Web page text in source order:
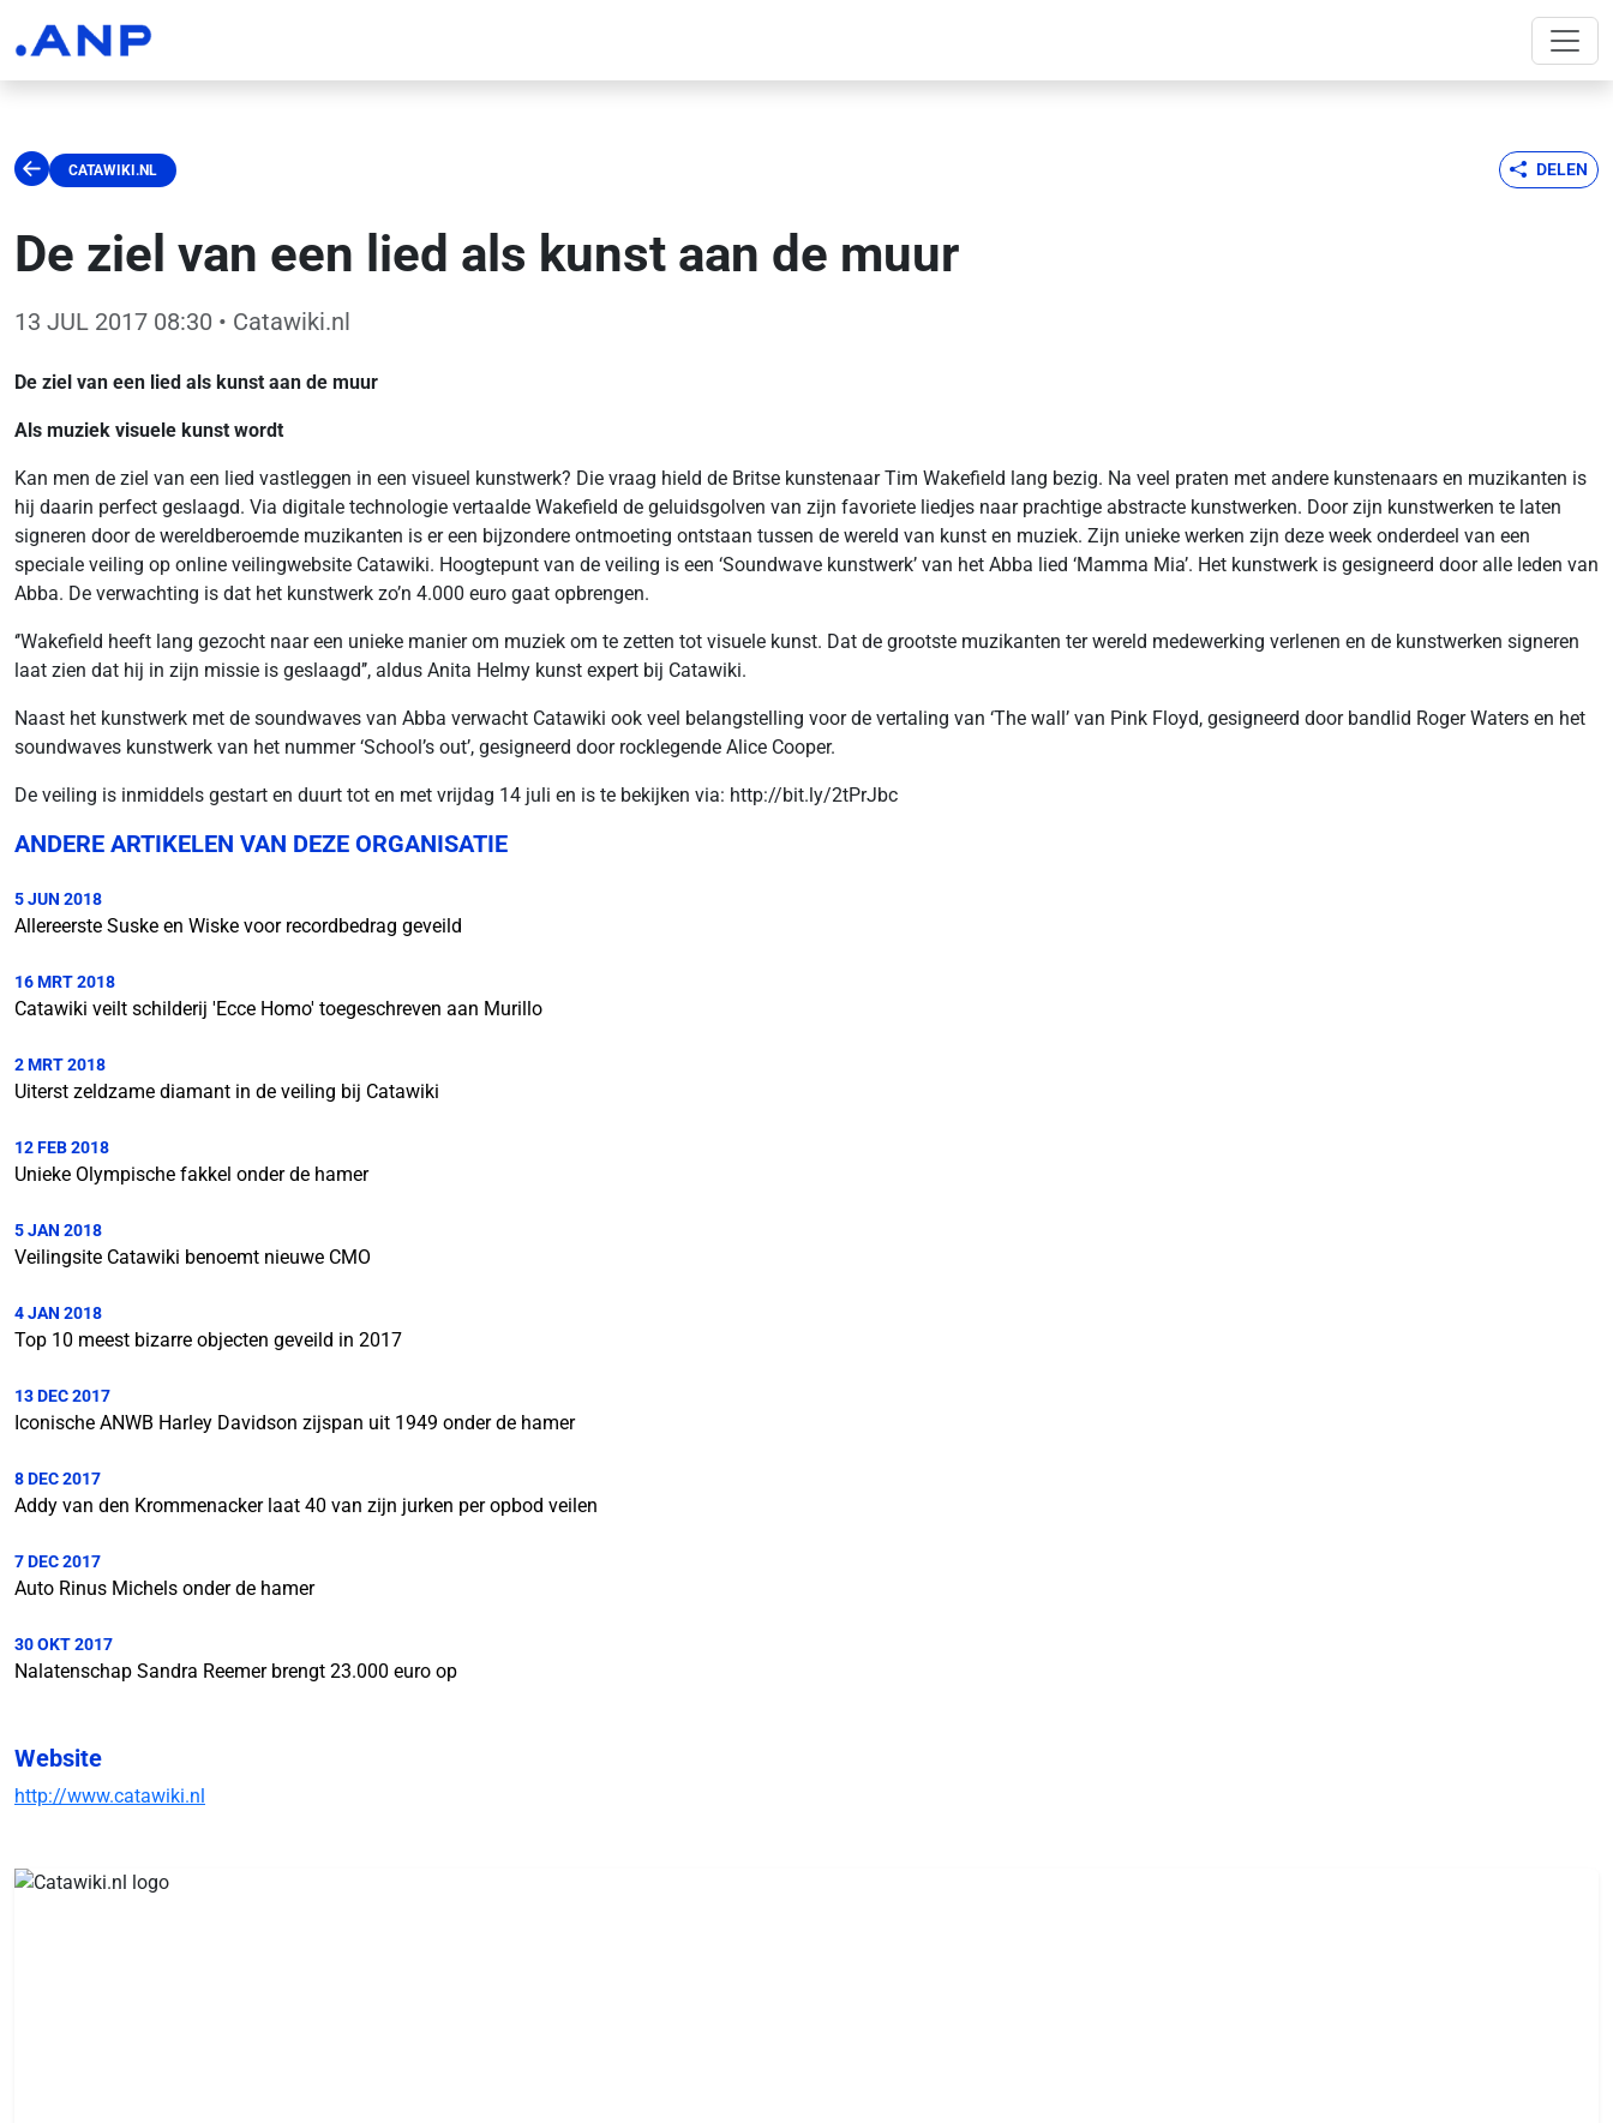
CATAWIKI.NL DELEN
De ziel van een lied als kunst aan de muur
13 JUL 2017 08:30 • Catawiki.nl
De ziel van een lied als kunst aan de muur
Als muziek visuele kunst wordt
Kan men de ziel van een lied vastleggen in een visueel kunstwerk? Die vraag hield de Britse kunstenaar Tim Wakefield lang bezig. Na veel praten met andere kunstenaars en muzikanten is
hij daarin perfect geslaagd. Via digitale technologie vertaalde Wakefield de geluidsgolven van zijn favoriete liedjes naar prachtige abstracte kunstwerken. Door zijn kunstwerken te laten
signeren door de wereldberoemde muzikanten is er een bijzondere ontmoeting ontstaan tussen de wereld van kunst en muziek. Zijn unieke werken zijn deze week onderdeel van een
speciale veiling op online veilingwebsite Catawiki. Hoogtepunt van de veiling is een ‘Soundwave kunstwerk’ van het Abba lied ‘Mamma Mia’. Het kunstwerk is gesigneerd door alle leden van
Abba. De verwachting is dat het kunstwerk zo’n 4.000 euro gaat opbrengen.
‘’Wakefield heeft lang gezocht naar een unieke manier om muziek om te zetten tot visuele kunst. Dat de grootste muzikanten ter wereld medewerking verlenen en de kunstwerken signeren
laat zien dat hij in zijn missie is geslaagd’’, aldus Anita Helmy kunst expert bij Catawiki.
Naast het kunstwerk met de soundwaves van Abba verwacht Catawiki ook veel belangstelling voor de vertaling van ‘The wall’ van Pink Floyd, gesigneerd door bandlid Roger Waters en het
soundwaves kunstwerk van het nummer ‘School’s out’, gesigneerd door rocklegende Alice Cooper.
De veiling is inmiddels gestart en duurt tot en met vrijdag 14 juli en is te bekijken via: http://bit.ly/2tPrJbc
ANDERE ARTIKELEN VAN DEZE ORGANISATIE
5 JUN 2018
Allereerste Suske en Wiske voor recordbedrag geveild
16 MRT 2018
Catawiki veilt schilderij 'Ecce Homo' toegeschreven aan Murillo
2 MRT 2018
Uiterst zeldzame diamant in de veiling bij Catawiki
12 FEB 2018
Unieke Olympische fakkel onder de hamer
5 JAN 2018
Veilingsite Catawiki benoemt nieuwe CMO
4 JAN 2018
Top 10 meest bizarre objecten geveild in 2017
13 DEC 2017
Iconische ANWB Harley Davidson zijspan uit 1949 onder de hamer
8 DEC 2017
Addy van den Krommenacker laat 40 van zijn jurken per opbod veilen
7 DEC 2017
Auto Rinus Michels onder de hamer
30 OKT 2017
Nalatenschap Sandra Reemer brengt 23.000 euro op
Website
http://www.catawiki.nl